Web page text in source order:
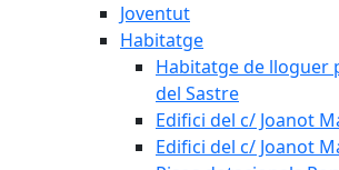
Joventut
Habitatge
Habitatge de lloguer
del Sastre
Edifici del c/ Joanot
Edifici del c/ Joanot